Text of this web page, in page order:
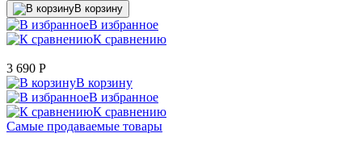
В корзину
В избранное
К сравнению
3 690 P
В корзину
В избранное
К сравнению
Самые продаваемые товары